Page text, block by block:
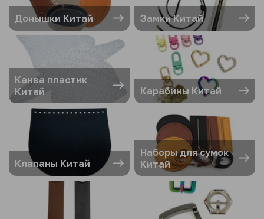
Донышки Китай Замки Китай
Канва пластик
Китай
Карабины Китай
Клапаны Китай
Наборы для сумок
Китай